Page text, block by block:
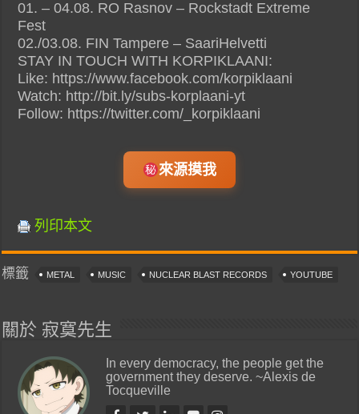
01. – 04.08. RO Rasnov – Rockstadt Extreme
Fest
02./03.08. FIN Tampere – SaariHelvetti
STAY IN TOUCH WITH KORPIKLAANI:
Like: https://www.facebook.com/korpiklaani
Watch: http://bit.ly/subs-korplaani-yt
Follow: https://twitter.com/_korpiklaani
來源摸我
列印本文
標籤 METAL MUSIC NUCLEAR BLAST RECORDS YOUTUBE
關於 寂寞先生
In every democracy, the people get the
government they deserve. ~Alexis de
Tocqueville